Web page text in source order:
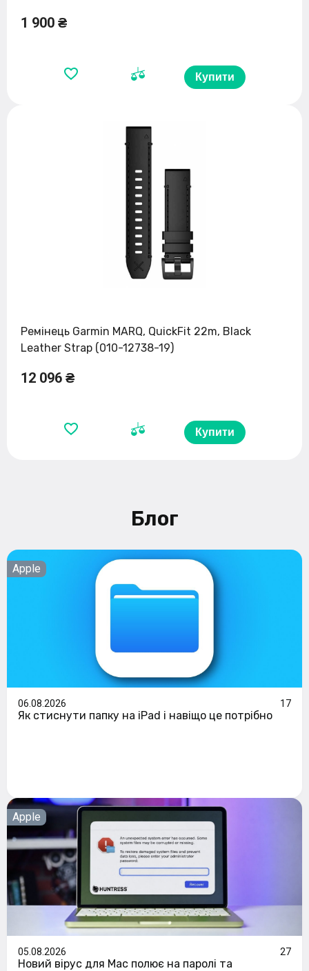
1 900 ₴
Купити
Ремінець Garmin MARQ, QuickFit 22m, Black
Leather Strap (010-12738-19)
12 096 ₴
Купити
Блог
Apple
06.08.2026 17
Як стиснути папку на iPad і навіщо це потрібно
Apple
05.08.2026 27
Новий вірус для Mac полює на паролі та